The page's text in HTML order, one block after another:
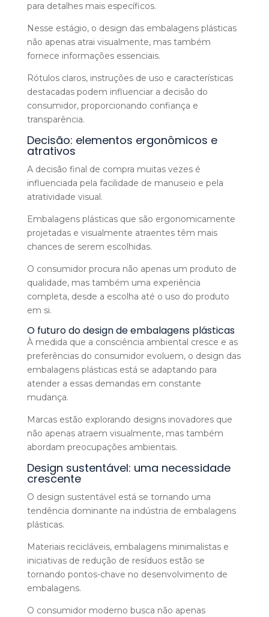
para detalhes mais específicos.
Nesse estágio, o design das embalagens plásticas
não apenas atrai visualmente, mas também
fornece informações essenciais.
Rótulos claros, instruções de uso e características
destacadas podem influenciar a decisão do
consumidor, proporcionando confiança e
transparência.
Decisão: elementos ergonômicos e
atrativos
A decisão final de compra muitas vezes é
influenciada pela facilidade de manuseio e pela
atratividade visual.
Embalagens plásticas que são ergonomicamente
projetadas e visualmente atraentes têm mais
chances de serem escolhidas.
O consumidor procura não apenas um produto de
qualidade, mas também uma experiência
completa, desde a escolha até o uso do produto
em si.
O futuro do design de embalagens plásticas
À medida que a consciência ambiental cresce e as
preferências do consumidor evoluem, o design das
embalagens plásticas está se adaptando para
atender a essas demandas em constante
mudança.
Marcas estão explorando designs inovadores que
não apenas atraem visualmente, mas também
abordam preocupações ambientais.
Design sustentável: uma necessidade
crescente
O design sustentável está se tornando uma
tendência dominante na indústria de embalagens
plásticas.
Materiais recicláveis, embalagens minimalistas e
iniciativas de redução de resíduos estão se
tornando pontos-chave no desenvolvimento de
embalagens.
O consumidor moderno busca não apenas